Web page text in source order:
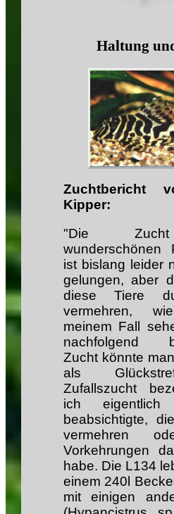
Haltung
Zuchtbericht
Kipper:
"Die
wunderschönen
ist bislang leider
gelungen, aber
diese Tiere
vermehren,
meinem Fall
nachfolgend
Zucht könnte
als
Zufallszucht
ich
beabsichtigte,
vermehren
Vorkehrungen
habe. Die L134
einem 240l
mit einigen